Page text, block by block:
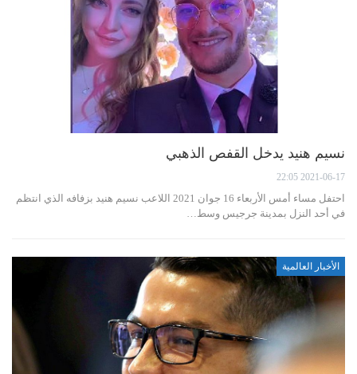
نسيم هنيد يدخل القفص الذهبي
2021-06-17 22:05
احتفل مساء أمس الأربعاء 16 جوان 2021 اللاعب نسيم هنيد بزفافه الذي انتظم
في أحد النزل بمدينة جرجيس وسط…
الأخبار العالمية